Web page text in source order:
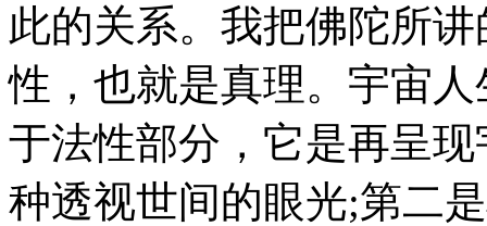
此的关系。我把佛陀所
性，也就是真理。宇宙
于法性部分，它是再呈
种透视世间的眼光;第二